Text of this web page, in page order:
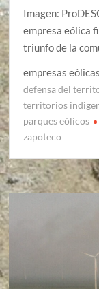
Imagen:
empresa eólica
triunfo de la
empresas
defensa del
territorios
parques eólicos
zapoteco